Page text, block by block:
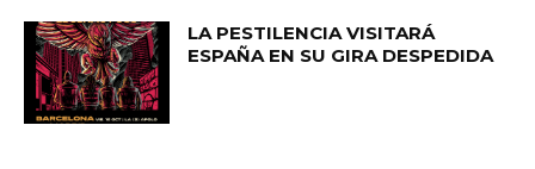
LA PESTILENCIA VISITARÁ
ESPAÑA EN SU GIRA DESPEDIDA